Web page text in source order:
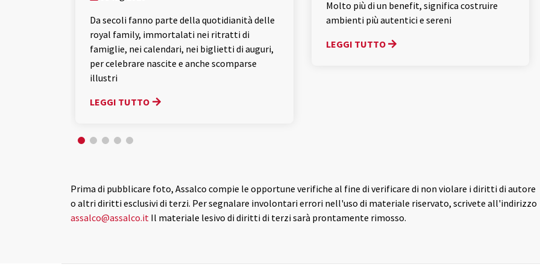
Da secoli fanno parte della quotidianità delle
royal family, immortalati nei ritratti di
famiglie, nei calendari, nei biglietti di auguri,
per celebrare nascite e anche scomparse
illustri
LEGGI TUTTO
Molto più di un benefit, significa costruire
ambienti più autentici e sereni
LEGGI TUTTO
Prima di pubblicare foto, Assalco compie le opportune verifiche al fine di verificare di non violare i diritti di autore
o altri diritti esclusivi di terzi. Per segnalare involontari errori nell'uso di materiale riservato, scrivete all'indirizzo
assalco@assalco.it Il materiale lesivo di diritti di terzi sarà prontamente rimosso.